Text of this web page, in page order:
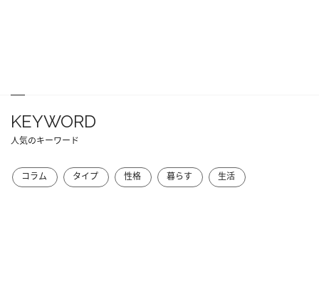
KEYWORD
人気のキーワード
コラム タイプ 性格 暮らす 生活